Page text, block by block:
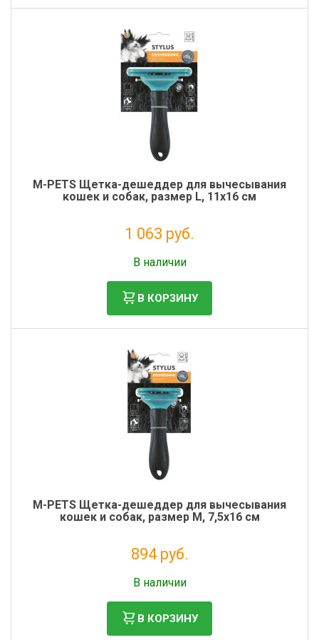
M-PETS Щетка-дешеддер для вычесывания
кошек и собак, размер L, 11x16 см
1 063 руб.
В наличии
В КОРЗИНУ
M-PETS Щетка-дешеддер для вычесывания
кошек и собак, размер M, 7,5x16 см
894 руб.
В наличии
В КОРЗИНУ